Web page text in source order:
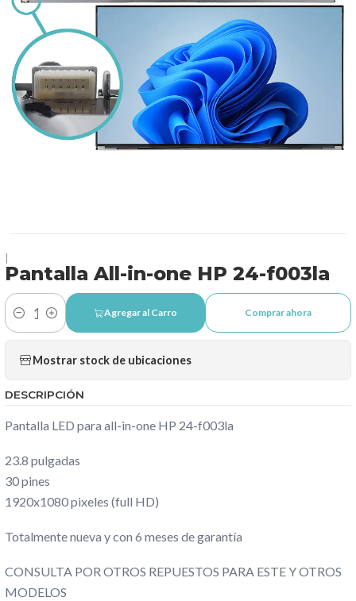
Pantalla All-in-one HP 24-f003la
Cantidad
Agregar al Carro Comprar ahora
Mostrar stock de ubicaciones
DESCRIPCIÓN
Pantalla LED para all-in-one HP 24-f003la
23.8 pulgadas
30 pines
1920x1080 pixeles (full HD)
Totalmente nueva y con 6 meses de garantía
CONSULTA POR OTROS REPUESTOS PARA ESTE Y OTROS
MODELOS